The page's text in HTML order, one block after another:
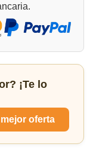
¡Te lo
oferta